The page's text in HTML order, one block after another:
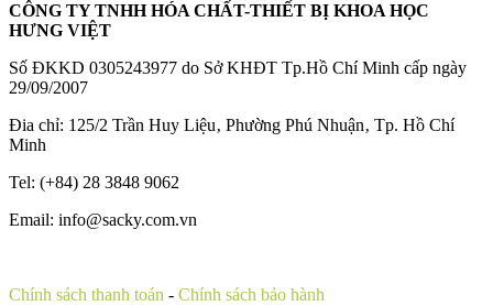
CÔNG TY TNHH HÓA CHẤT-THIẾT BỊ KHOA HỌC
HƯNG VIỆT
Số ĐKKD 0305243977 do Sở KHĐT Tp.Hồ Chí Minh cấp ngày
29/09/2007
Đia chỉ: 125/2 Trần Huy Liệu‚ Phường Phú Nhuận‚ Tp. Hồ Chí
Minh
Tel: (+84) 28 3848 9062
Email: info@sacky.com.vn
Chính sách thanh toán - Chính sách bảo hành